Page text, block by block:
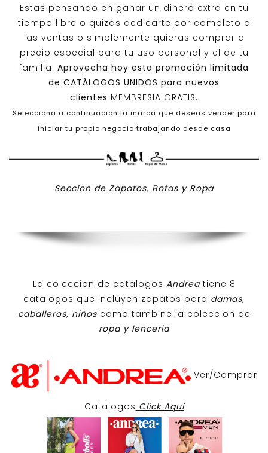
Estas pensando en ganar un dinero extra en tu
tiempo libre o quizas dedicarte por completo a
las ventas o simplemente quieras comprar a
precio especial para tu uso personal y el de tu
familia. Aprovecha hoy esta promoción limitada
de CATÁLOGOS UNIDOS para nuevos
clientes MEMBRESIA GRATIS.
Selecciona a continuacion la marca que deseas vender para
iniciar tu propio negocio trabajando desde casa
Seccion de Zapatos, Botas y Ropa
La coleccion de catalogos Andreatiene 8
catalogos que incluyen zapatos para damas,
caballeros, niños como tambine la coleccion de
ropa y lenceria
Ver/Comprar
Catalogos Click Aqui